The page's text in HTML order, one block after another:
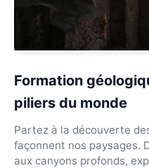
Formation
piliers du monde
Partez à la découverte
façonnent nos paysages.
aux canyons profonds,